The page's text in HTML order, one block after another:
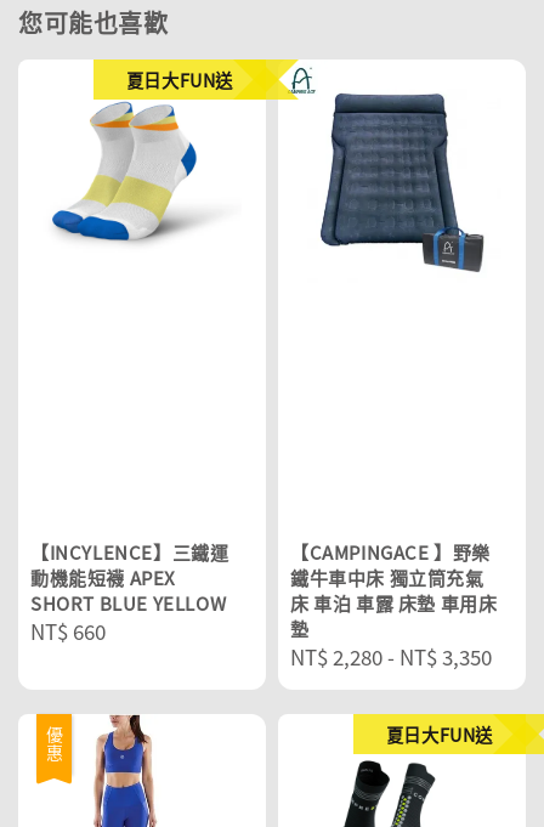
您可能也喜歡
夏日大FUN送
【INCYLENCE】三鐵運
動機能短襪 APEX
SHORT BLUE YELLOW
Regular
NT$ 660
【CAMPINGACE 】野樂
鐵牛車中床 獨立筒充氣
床 車泊 車露 床墊 車用床
墊
Regular
price
NT$ 2,280- NT$ 3,350
優惠 夏日大FUN送